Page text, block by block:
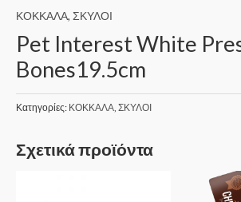
ΚΟΚΚΑΛΑ, ΣΚΥΛΟΙ
Pet Interest White
Bones19.5cm
Κατηγορίες: ΚΟΚΚΑΛΑ, ΣΚΥΛΟΙ
Σχετικά προϊόντα